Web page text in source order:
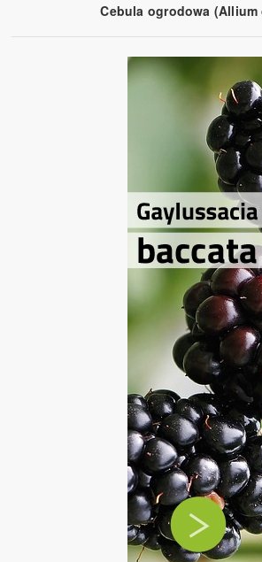
Cebula ogrodowa (Allium